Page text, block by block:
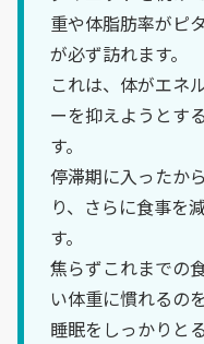
重や体脂肪率がピ
が必ず訪れます。
これは、体がエネ
ーを抑えようとす
す。
停滞期に入ったか
り、さらに食事を
す。
焦らずこれまでの
い体重に慣れるの
睡眠をしっかりと